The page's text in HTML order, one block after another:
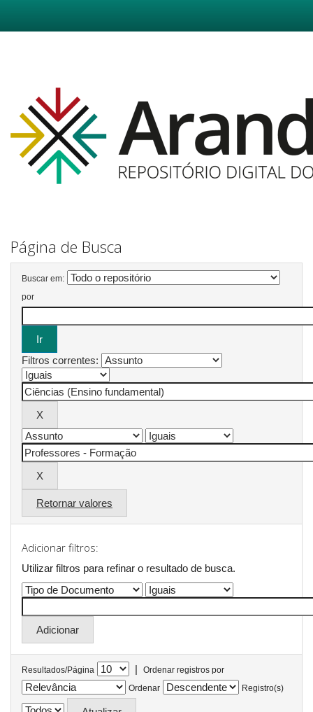
Página de Busca
Buscar em:
por
Filtros correntes:
Retornar valores
Adicionar filtros:
Utilizar filtros para refinar o resultado de busca.
Resultados/Página |
Ordenar registros por
Ordenar
Registro(s)